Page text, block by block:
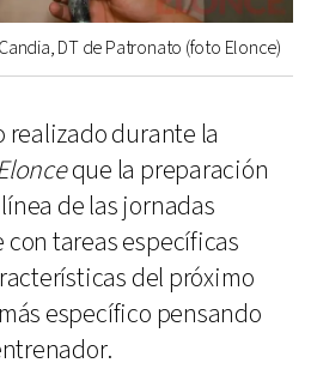
DT de Patronato (foto Elonce)
realizado durante la
que la preparación
de las jornadas
tareas específicas
del próximo
específico pensando